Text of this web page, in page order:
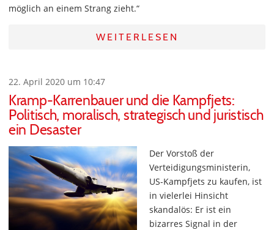
möglich an einem Strang zieht.“
WEITERLESEN
22. April 2020 um 10:47
Kramp-Karrenbauer und die Kampfjets:
Politisch, moralisch, strategisch und juristisch
ein Desaster
Der Vorstoß der
Verteidigungsministerin,
US-Kampfjets zu kaufen, ist
in vielerlei Hinsicht
skandalös: Er ist ein
bizarres Signal in der